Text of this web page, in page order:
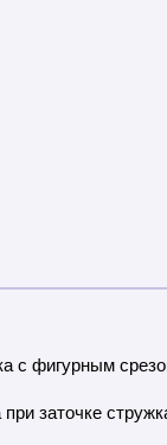
с фигурным
заточке